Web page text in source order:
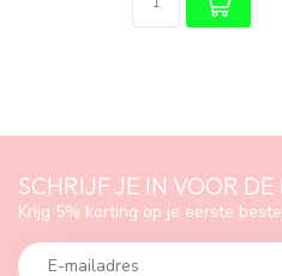
SCHRIJF JE IN VOOR
Krijg 5% korting op je eerste